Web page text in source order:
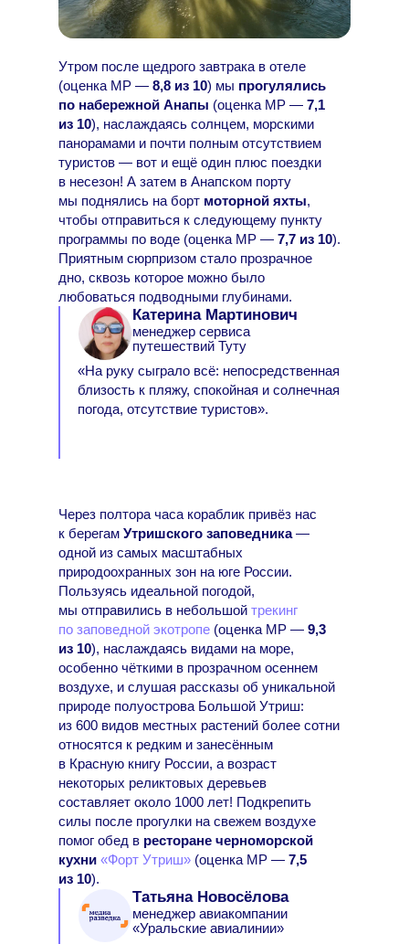
Утром после щедрого завтрака в отеле
(оценка МР — 8,8 из 10) мы прогулялись
по набережной Анапы (оценка МР — 7,1
из 10), наслаждаясь солнцем, морскими
панорамами и почти полным отсутствием
туристов — вот и ещё один плюс поездки
в несезон! А затем в Анапском порту
мы поднялись на борт моторной яхты,
чтобы отправиться к следующему пункту
программы по воде (оценка МР — 7,7 из 10).
Приятным сюрпризом стало прозрачное
дно, сквозь которое можно было
любоваться подводными глубинами.
Катерина Мартинович
менеджер сервиса
путешествий Туту
«На руку сыграло всё: непосредственная
близость к пляжу, спокойная и солнечная
погода, отсутствие туристов».
Через полтора часа кораблик привёз нас
к берегам Утришского заповедника—
одной из самых масштабных
природоохранных зон на юге России.
Пользуясь идеальной погодой,
мы отправились в небольшой трекинг
по заповедной экотропе (оценка МР — 9,3
из 10), наслаждаясь видами на море,
особенно чёткими в прозрачном осеннем
воздухе, и слушая рассказы об уникальной
природе полуострова Большой Утриш:
из 600 видов местных растений более сотни
относятся к редким и занесённым
в Красную книгу России, а возраст
некоторых реликтовых деревьев
составляет около 1000 лет! Подкрепить
силы после прогулки на свежем воздухе
помог обед в ресторане черноморской
кухни «Форт Утриш» (оценка МР — 7,5
из 10).
Татьяна Новосёлова
менеджер авиакомпании
«Уральские авиалинии»